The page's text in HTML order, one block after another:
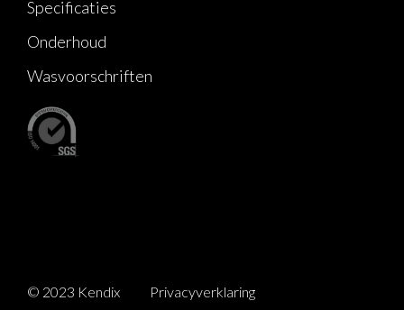
Specificaties
Onderhoud
Wasvoorschriften
© 2023 Kendix Privacyverklaring